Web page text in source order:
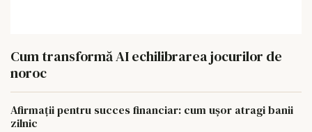
Cum transformă AI echilibrarea jocurilor de
noroc
Afirmații pentru succes financiar: cum ușor atragi banii
zilnic